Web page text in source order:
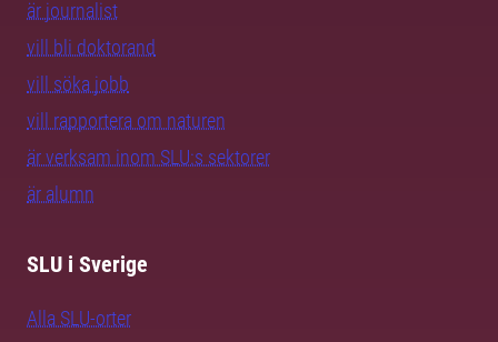
är journalist
vill bli doktorand
vill söka jobb
vill rapportera om naturen
är verksam inom SLU:s sektorer
är alumn
SLU i Sverige
Alla SLU-orter